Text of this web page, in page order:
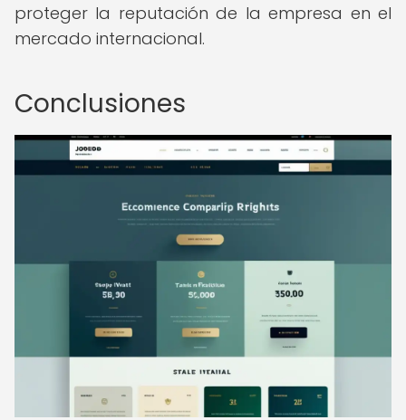
proteger la reputación de la empresa en el
mercado internacional.
Conclusiones